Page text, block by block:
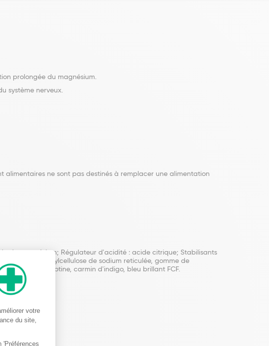
prolongée du magnésium.
système nerveux.
alimentaires ne sont pas destinés à remplacer une alimentation
de magnésium; Régulateur d'acidité : acide citrique; Stabilisants
carboxyméthylcellulose de sodium reticulée, gomme de
de fer, indigotine, carmin d'indigo, bleu brillant FCF.